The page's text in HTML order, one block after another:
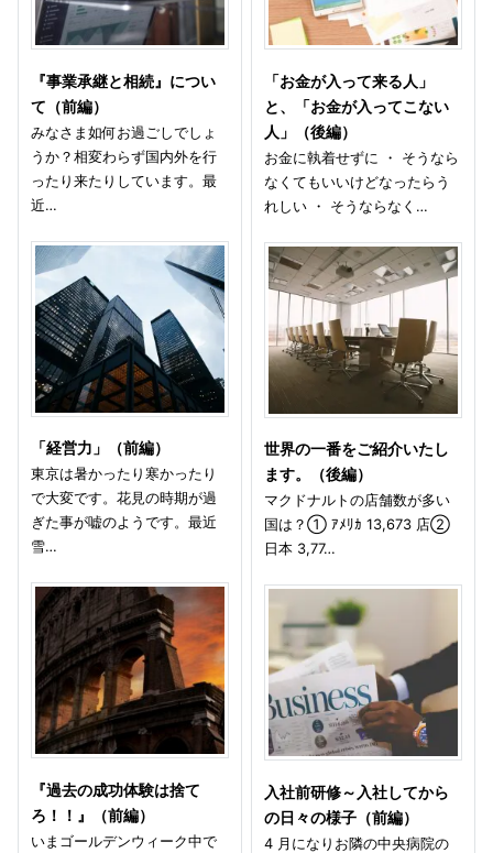
『事業承継と相続』につい
て（前編）
みなさま如何お過ごしでしょ
うか？相変わらず国内外を行
ったり来たりしています。最
近…
「経営力」（前編）
東京は暑かったり寒かったり
で大変です。花見の時期が過
ぎた事が嘘のようです。最近
雪…
『過去の成功体験は捨て
ろ！！』（前編）
いまゴールデンウィーク中で
「お金が入って来る人」
と、「お金が入ってこない
人」（後編）
お金に執着せずに ・ そうなら
なくてもいいけどなったらう
れしい ・ そうならなく…
世界の一番をご紹介いたし
ます。（後編）
マクドナルトの店舗数が多い
国は？① ｱﾒﾘｶ 13,673 店②
日本 3,77…
入社前研修～入社してから
の日々の様子（前編）
4 月になりお隣の中央病院の